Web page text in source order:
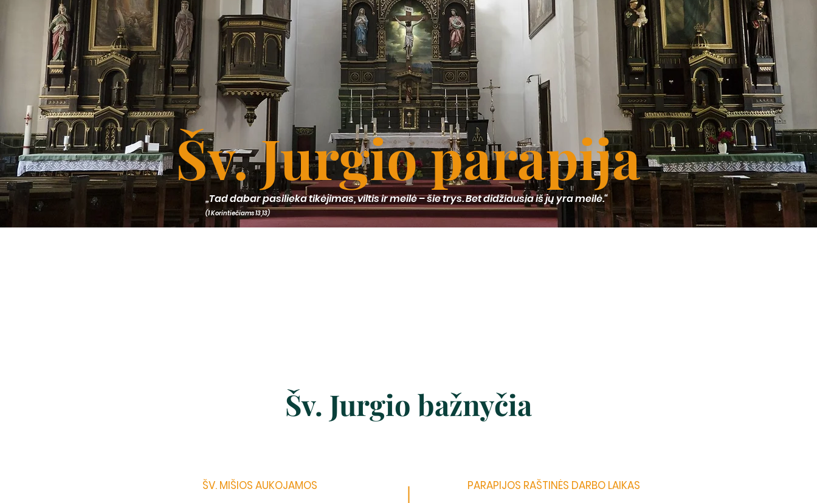
Šv. Jurgio parapija
„Tad dabar pasilieka tikėjimas, viltis ir meilė – šie trys. Bet didžiausia iš jų yra meilė.“
(1 Korintiečiams 13,13)
Šv. Jurgio bažnyčia
ŠV. MIŠIOS AUKOJAMOS PARAPIJOS RAŠTINĖS DARBO LAIKAS